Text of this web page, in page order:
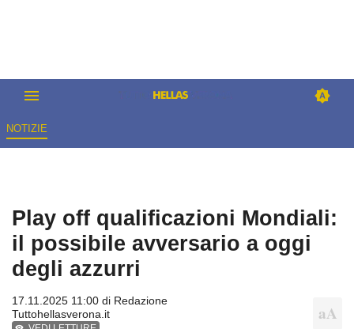
NOTIZIE
Play off qualificazioni Mondiali:
il possibile avversario a oggi
degli azzurri
17.11.2025 11:00 di Redazione
Tuttohellasverona.it